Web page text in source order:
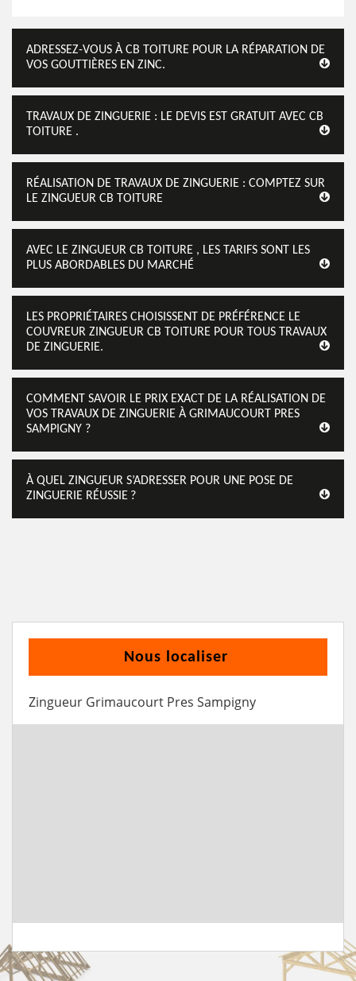
ADRESSEZ-VOUS À CB TOITURE POUR LA RÉPARATION DE
VOS GOUTTIÈRES EN ZINC.
TRAVAUX DE ZINGUERIE : LE DEVIS EST GRATUIT AVEC CB
TOITURE .
RÉALISATION DE TRAVAUX DE ZINGUERIE : COMPTEZ SUR
LE ZINGUEUR CB TOITURE
AVEC LE ZINGUEUR CB TOITURE , LES TARIFS SONT LES
PLUS ABORDABLES DU MARCHÉ
LES PROPRIÉTAIRES CHOISISSENT DE PRÉFÉRENCE LE
COUVREUR ZINGUEUR CB TOITURE POUR TOUS TRAVAUX
DE ZINGUERIE.
COMMENT SAVOIR LE PRIX EXACT DE LA RÉALISATION DE
VOS TRAVAUX DE ZINGUERIE À GRIMAUCOURT PRES
SAMPIGNY ?
À QUEL ZINGUEUR S’ADRESSER POUR UNE POSE DE
ZINGUERIE RÉUSSIE ?
Nous localiser
Zingueur Grimaucourt Pres Sampigny